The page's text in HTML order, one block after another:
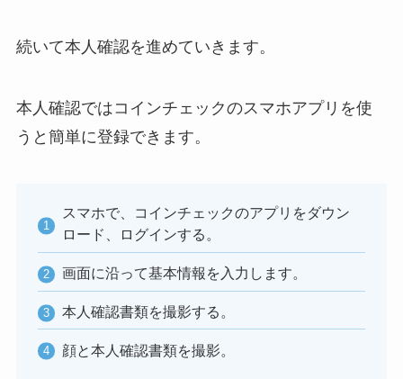
続いて本人確認を進めていきます。
本人確認ではコインチェックのスマホアプリを使
うと簡単に登録できます。
スマホで、コインチェックのアプリをダウン
ロード、ログインする。
画面に沿って基本情報を入力します。
本人確認書類を撮影する。
顔と本人確認書類を撮影。